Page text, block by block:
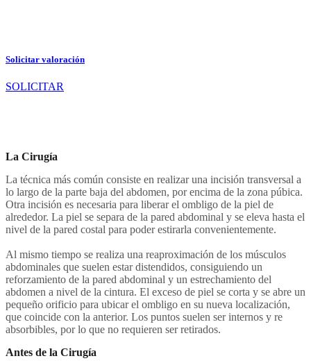
Solicitar valoración
SOLICITAR
La Cirugía
La técnica más común consiste en realizar una incisión transversal a
lo largo de la parte baja del abdomen, por encima de la zona púbica.
Otra incisión es necesaria para liberar el ombligo de la piel de
alrededor. La piel se separa de la pared abdominal y se eleva hasta el
nivel de la pared costal para poder estirarla convenientemente.
Al mismo tiempo se realiza una reaproximación de los músculos
abdominales que suelen estar distendidos, consiguiendo un
reforzamiento de la pared abdominal y un estrechamiento del
abdomen a nivel de la cintura. El exceso de piel se corta y se abre un
pequeño orificio para ubicar el ombligo en su nueva localización,
que coincide con la anterior. Los puntos suelen ser internos y re
absorbibles, por lo que no requieren ser retirados.
Antes de la Cirugía